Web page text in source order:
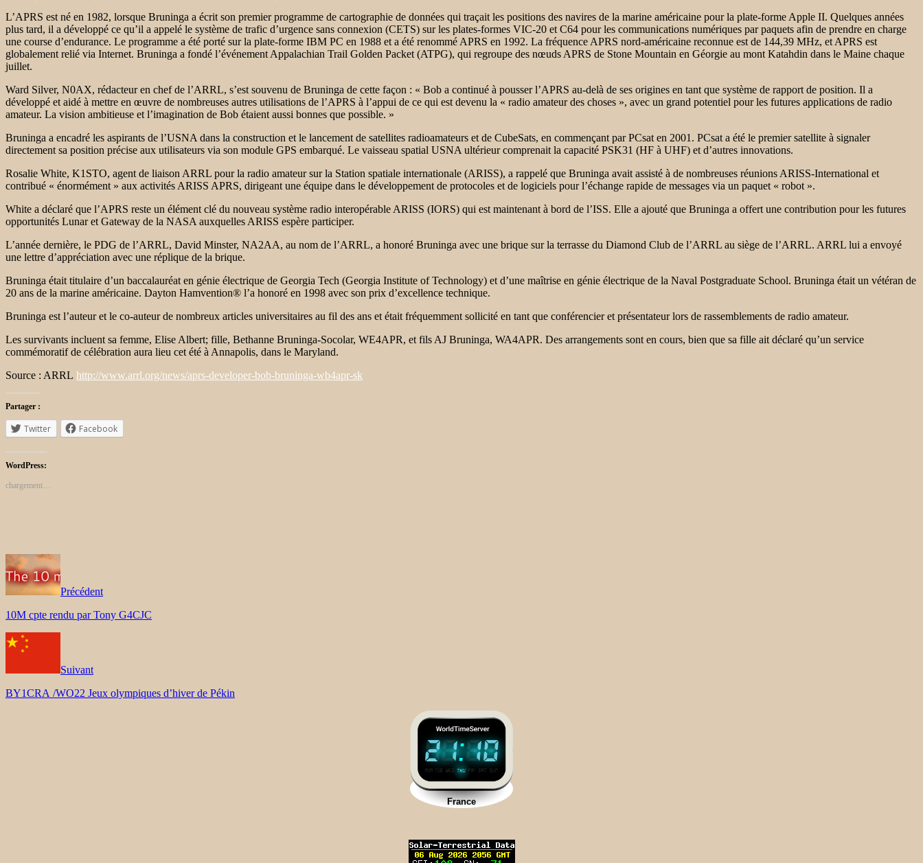
L’APRS est né en 1982, lorsque Bruninga a écrit son premier programme de cartographie de données qui traçait les positions des navires de la marine américaine pour la plate-forme Apple II. Quelques années
plus tard, il a développé ce qu’il a appelé le système de trafic d’urgence sans connexion (CETS) sur les plates-formes VIC-20 et C64 pour les communications numériques par paquets afin de prendre en charge
une course d’endurance. Le programme a été porté sur la plate-forme IBM PC en 1988 et a été renommé APRS en 1992. La fréquence APRS nord-américaine reconnue est de 144,39 MHz, et APRS est
globalement relié via Internet. Bruninga a fondé l’événement Appalachian Trail Golden Packet (ATPG), qui regroupe des nœuds APRS de Stone Mountain en Géorgie au mont Katahdin dans le Maine chaque
juillet.
Ward Silver, N0AX, rédacteur en chef de l’ARRL, s’est souvenu de Bruninga de cette façon : « Bob a continué à pousser l’APRS au-delà de ses origines en tant que système de rapport de position. Il a
développé et aidé à mettre en œuvre de nombreuses autres utilisations de l’APRS à l’appui de ce qui est devenu la « radio amateur des choses », avec un grand potentiel pour les futures applications de radio
amateur. La vision ambitieuse et l’imagination de Bob étaient aussi bonnes que possible. »
Bruninga a encadré les aspirants de l’USNA dans la construction et le lancement de satellites radioamateurs et de CubeSats, en commençant par PCsat en 2001. PCsat a été le premier satellite à signaler
directement sa position précise aux utilisateurs via son module GPS embarqué. Le vaisseau spatial USNA ultérieur comprenait la capacité PSK31 (HF à UHF) et d’autres innovations.
Rosalie White, K1STO, agent de liaison ARRL pour la radio amateur sur la Station spatiale internationale (ARISS), a rappelé que Bruninga avait assisté à de nombreuses réunions ARISS-International et
contribué « énormément » aux activités ARISS APRS, dirigeant une équipe dans le développement de protocoles et de logiciels pour l’échange rapide de messages via un paquet « robot ».
White a déclaré que l’APRS reste un élément clé du nouveau système radio interopérable ARISS (IORS) qui est maintenant à bord de l’ISS. Elle a ajouté que Bruninga a offert une contribution pour les futures
opportunités Lunar et Gateway de la NASA auxquelles ARISS espère participer.
L’année dernière, le PDG de l’ARRL, David Minster, NA2AA, au nom de l’ARRL, a honoré Bruninga avec une brique sur la terrasse du Diamond Club de l’ARRL au siège de l’ARRL. ARRL lui a envoyé
une lettre d’appréciation avec une réplique de la brique.
Bruninga était titulaire d’un baccalauréat en génie électrique de Georgia Tech (Georgia Institute of Technology) et d’une maîtrise en génie électrique de la Naval Postgraduate School. Bruninga était un vétéran de
20 ans de la marine américaine. Dayton Hamvention® l’a honoré en 1998 avec son prix d’excellence technique.
Bruninga est l’auteur et le co-auteur de nombreux articles universitaires au fil des ans et était fréquemment sollicité en tant que conférencier et présentateur lors de rassemblements de radio amateur.
Les survivants incluent sa femme, Elise Albert; fille, Bethanne Bruninga-Socolar, WE4APR, et fils AJ Bruninga, WA4APR. Des arrangements sont en cours, bien que sa fille ait déclaré qu’un service
commémoratif de célébration aura lieu cet été à Annapolis, dans le Maryland.
Source : ARRL http://www.arrl.org/news/aprs-developer-bob-bruninga-wb4apr-sk
Partager :
Twitter Facebook
WordPress:
chargement…
Précédent
10M cpte rendu par Tony G4CJC
Suivant
BY1CRA /WO22 Jeux olympiques d’hiver de Pékin